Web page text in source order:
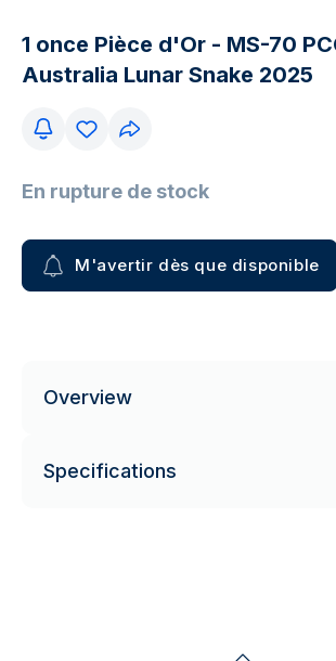
1 once Pièce d'Or - MS-70
Australia Lunar Snake 2025
En rupture de stock
M'avertir dès que disponible
Overview
Specifications